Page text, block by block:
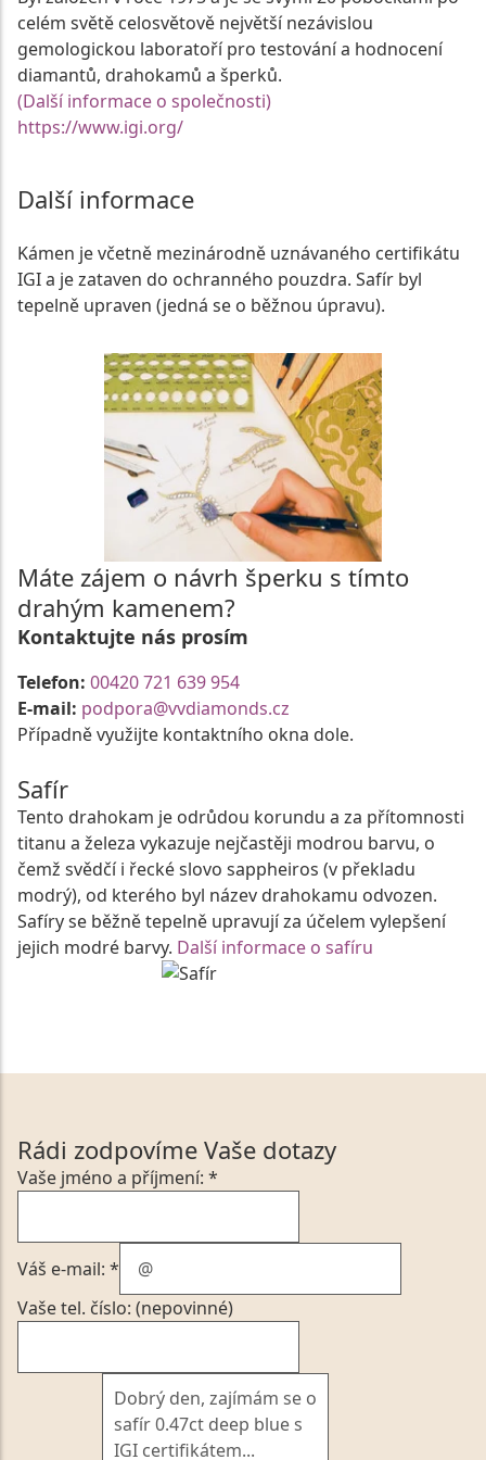
celém světě celosvětově největší nezávislou
gemologickou laboratoří pro testování a hodnocení
diamantů, drahokamů a šperků.
(Další informace o společnosti)
https://www.igi.org/
Další informace
Kámen je včetně mezinárodně uznávaného certifikátu
IGI a je zataven do ochranného pouzdra. Safír byl
tepelně upraven (jedná se o běžnou úpravu).
Máte zájem o návrh šperku s tímto
drahým kamenem?
Kontaktujte nás prosím
Telefon: 00420 721 639 954
E-mail: podpora@vvdiamonds.cz
Případně využijte kontaktního okna dole.
Safír
Tento drahokam je odrůdou korundu a za přítomnosti
titanu a železa vykazuje nejčastěji modrou barvu, o
čemž svědčí i řecké slovo sappheiros (v překladu
modrý), od kterého byl název drahokamu odvozen.
Safíry se běžně tepelně upravují za účelem vylepšení
jejich modré barvy. Další informace o safíru
Rádi zodpovíme Vaše dotazy
Vaše jméno a příjmení: *
Váš e-mail: *
Vaše tel. číslo: (nepovinné)